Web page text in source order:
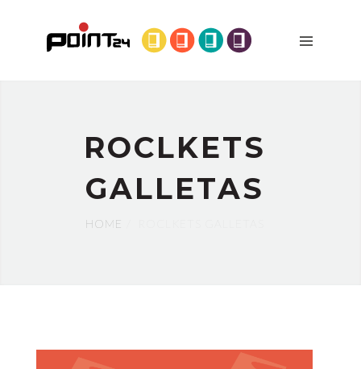
ESTAMOS
ROCLKETS
GALLETAS
HOME